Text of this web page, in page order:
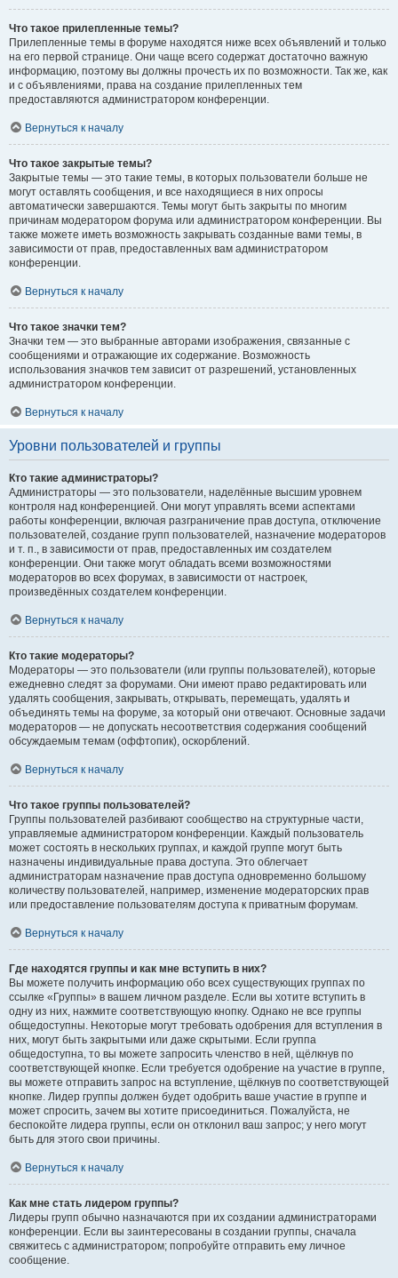
Что такое прилепленные темы?
Прилепленные темы в форуме находятся ниже всех объявлений и только
на его первой странице. Они чаще всего содержат достаточно важную
информацию, поэтому вы должны прочесть их по возможности. Так же, как
и с объявлениями, права на создание прилепленных тем
предоставляются администратором конференции.
Вернуться к началу
Что такое закрытые темы?
Закрытые темы — это такие темы, в которых пользователи больше не
могут оставлять сообщения, и все находящиеся в них опросы
автоматически завершаются. Темы могут быть закрыты по многим
причинам модератором форума или администратором конференции. Вы
также можете иметь возможность закрывать созданные вами темы, в
зависимости от прав, предоставленных вам администратором
конференции.
Вернуться к началу
Что такое значки тем?
Значки тем — это выбранные авторами изображения, связанные с
сообщениями и отражающие их содержание. Возможность
использования значков тем зависит от разрешений, установленных
администратором конференции.
Вернуться к началу
Уровни пользователей и группы
Кто такие администраторы?
Администраторы — это пользователи, наделённые высшим уровнем
контроля над конференцией. Они могут управлять всеми аспектами
работы конференции, включая разграничение прав доступа, отключение
пользователей, создание групп пользователей, назначение модераторов
и т. п., в зависимости от прав, предоставленных им создателем
конференции. Они также могут обладать всеми возможностями
модераторов во всех форумах, в зависимости от настроек,
произведённых создателем конференции.
Вернуться к началу
Кто такие модераторы?
Модераторы — это пользователи (или группы пользователей), которые
ежедневно следят за форумами. Они имеют право редактировать или
удалять сообщения, закрывать, открывать, перемещать, удалять и
объединять темы на форуме, за который они отвечают. Основные задачи
модераторов — не допускать несоответствия содержания сообщений
обсуждаемым темам (оффтопик), оскорблений.
Вернуться к началу
Что такое группы пользователей?
Группы пользователей разбивают сообщество на структурные части,
управляемые администратором конференции. Каждый пользователь
может состоять в нескольких группах, и каждой группе могут быть
назначены индивидуальные права доступа. Это облегчает
администраторам назначение прав доступа одновременно большому
количеству пользователей, например, изменение модераторских прав
или предоставление пользователям доступа к приватным форумам.
Вернуться к началу
Где находятся группы и как мне вступить в них?
Вы можете получить информацию обо всех существующих группах по
ссылке «Группы» в вашем личном разделе. Если вы хотите вступить в
одну из них, нажмите соответствующую кнопку. Однако не все группы
общедоступны. Некоторые могут требовать одобрения для вступления в
них, могут быть закрытыми или даже скрытыми. Если группа
общедоступна, то вы можете запросить членство в ней, щёлкнув по
соответствующей кнопке. Если требуется одобрение на участие в группе,
вы можете отправить запрос на вступление, щёлкнув по соответствующей
кнопке. Лидер группы должен будет одобрить ваше участие в группе и
может спросить, зачем вы хотите присоединиться. Пожалуйста, не
беспокойте лидера группы, если он отклонил ваш запрос; у него могут
быть для этого свои причины.
Вернуться к началу
Как мне стать лидером группы?
Лидеры групп обычно назначаются при их создании администраторами
конференции. Если вы заинтересованы в создании группы, сначала
свяжитесь с администратором; попробуйте отправить ему личное
сообщение.